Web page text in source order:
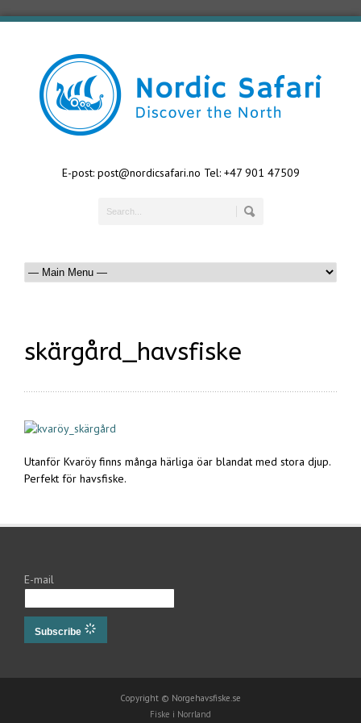
E-post: post@nordicsafari.no Tel: +47 901 47509
skärgård_havsfiske
Utanför Kvaröy finns många härliga öar blandat med stora djup.
Perfekt för havsfiske.
E-mail
Subscribe
Copyright © Norgehavsfiske.se
Fiske i Norrland